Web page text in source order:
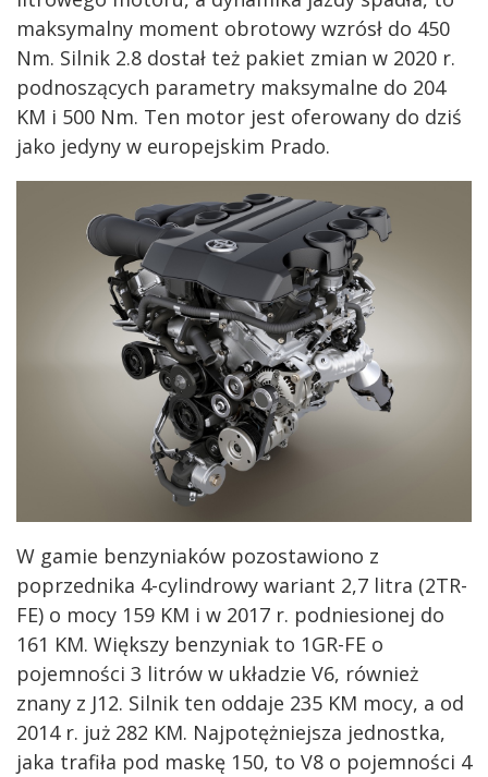
maksymalny moment obrotowy wzrósł do 450
Nm. Silnik 2.8 dostał też pakiet zmian w 2020 r.
podnoszących parametry maksymalne do 204
KM i 500 Nm. Ten motor jest oferowany do dziś
jako jedyny w europejskim Prado.
W gamie benzyniaków pozostawiono z
poprzednika 4-cylindrowy wariant 2,7 litra (2TR-
FE) o mocy 159 KM i w 2017 r. podniesionej do
161 KM. Większy benzyniak to 1GR-FE o
pojemności 3 litrów w układzie V6, również
znany z J12. Silnik ten oddaje 235 KM mocy, a od
2014 r. już 282 KM. Najpotężniejsza jednostka,
jaka trafiła pod maskę 150, to V8 o pojemności 4